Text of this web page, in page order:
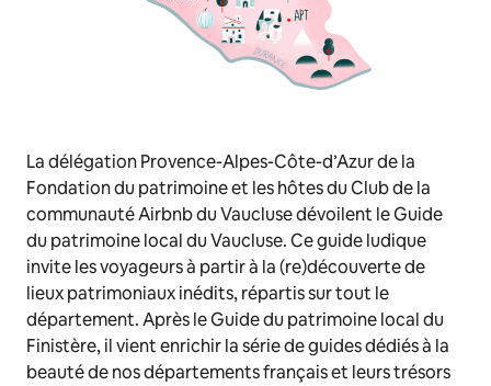
La délégation Provence-Alpes-Côte-d’Azur de la
Fondation du patrimoine et les hôtes du Club de la
communauté Airbnb du Vaucluse dévoilent leGuide
du patrimoine local du Vaucluse. Ce guide ludique
invite les voyageurs à partir à la (re)découverte de
lieux patrimoniaux inédits, répartis sur tout le
département. Après leGuide du patrimoine local du
Finistère, il vient enrichir la série de guides dédiés à la
beauté de nos départements français et leurs trésors